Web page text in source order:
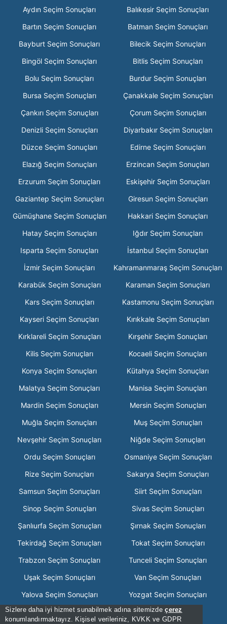
Sizlere daha iyi hizmet sunabilmek adına sitemizdeçerez
konumlandırmaktayız. Kişisel verileriniz, KVKK ve GDPR
Aydın Seçim Sonuçları
Balıkesir Seçim Sonuçları
Bartın Seçim Sonuçları
Batman Seçim Sonuçları
Bayburt Seçim Sonuçları
Bilecik Seçim Sonuçları
Bingöl Seçim Sonuçları
Bitlis Seçim Sonuçları
Bolu Seçim Sonuçları
Burdur Seçim Sonuçları
Bursa Seçim Sonuçları
Çanakkale Seçim Sonuçları
Çankırı Seçim Sonuçları
Çorum Seçim Sonuçları
Denizli Seçim Sonuçları
Diyarbakır Seçim Sonuçları
Düzce Seçim Sonuçları
Edirne Seçim Sonuçları
Elazığ Seçim Sonuçları
Erzincan Seçim Sonuçları
Erzurum Seçim Sonuçları
Eskişehir Seçim Sonuçları
Gaziantep Seçim Sonuçları
Giresun Seçim Sonuçları
Gümüşhane Seçim Sonuçları
Hakkari Seçim Sonuçları
Hatay Seçim Sonuçları
Iğdır Seçim Sonuçları
Isparta Seçim Sonuçları
İstanbul Seçim Sonuçları
İzmir Seçim Sonuçları
Kahramanmaraş Seçim Sonuçları
Karabük Seçim Sonuçları
Karaman Seçim Sonuçları
Kars Seçim Sonuçları
Kastamonu Seçim Sonuçları
Kayseri Seçim Sonuçları
Kırıkkale Seçim Sonuçları
Kırklareli Seçim Sonuçları
Kırşehir Seçim Sonuçları
Kilis Seçim Sonuçları
Kocaeli Seçim Sonuçları
Konya Seçim Sonuçları
Kütahya Seçim Sonuçları
Malatya Seçim Sonuçları
Manisa Seçim Sonuçları
Mardin Seçim Sonuçları
Mersin Seçim Sonuçları
Muğla Seçim Sonuçları
Muş Seçim Sonuçları
Nevşehir Seçim Sonuçları
Niğde Seçim Sonuçları
Ordu Seçim Sonuçları
Osmaniye Seçim Sonuçları
Rize Seçim Sonuçları
Sakarya Seçim Sonuçları
Samsun Seçim Sonuçları
Siirt Seçim Sonuçları
Sinop Seçim Sonuçları
Sivas Seçim Sonuçları
Şanlıurfa Seçim Sonuçları
Şırnak Seçim Sonuçları
Tekirdağ Seçim Sonuçları
Tokat Seçim Sonuçları
Trabzon Seçim Sonuçları
Tunceli Seçim Sonuçları
Uşak Seçim Sonuçları
Van Seçim Sonuçları
Yalova Seçim Sonuçları
Yozgat Seçim Sonuçları
Zonguldak Seçim Sonuçları